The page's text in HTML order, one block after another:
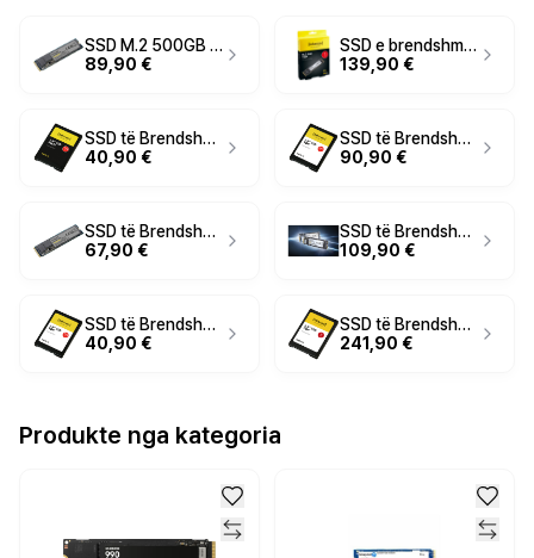
SSD M.2 500GB Intenso Premium NVMe PCIe 3.0 x 4
89,90 €
SSD e brendshme Intenso Top Performance – 1TB, M.2 2280, SATA III, 520MB/s Read, 420-500MB/s Write - Gri
139,90 €
SSD të Brendshëm 2.5" 120GB Intenso Performancë e Lartë
40,90 €
SSD të Brendshëm 2.5" 512GB Intenso Performancë e Lartë
90,90 €
SSD të Brendshme M.2 250GB Intenso Premium NVMe PCIe 3.0 x 4
67,90 €
SSD të Brendshme M.2 500GB Intenso MI500 NVMe PCIe 4.0 x 4
109,90 €
SSD të Brendshme 2.5" 128GB Intenso Top Performance
40,90 €
SSD të Brendshme 2.5" 2TB Intenso Top Performance
241,90 €
Produkte nga kategoria